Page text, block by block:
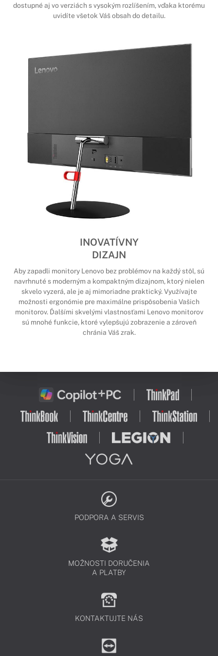
dostupné aj vo verziách s vysokým rozlíšením, vďaka ktorému
uvidíte všetok Váš obsah do detailu.
INOVATÍVNY
DIZAJN
Aby zapadli monitory Lenovo bez problémov na každý stôl, sú
navrhnuté s moderným a kompaktným dizajnom, ktorý nielen
skvelo vyzerá, ale je aj mimoriadne praktický. Využívajte
možnosti ergonómie pre maximálne prispôsobenia Vašich
monitorov. Ďalšími skvelými vlastnosťami Lenovo monitorov
sú mnohé funkcie, ktoré vylepšujú zobrazenie a zároveň
chránia Váš zrak.
PODPORA A SERVIS
MOŽNOSTI DORUČENIA
A PLATBY
KONTAKTUJTE NÁS